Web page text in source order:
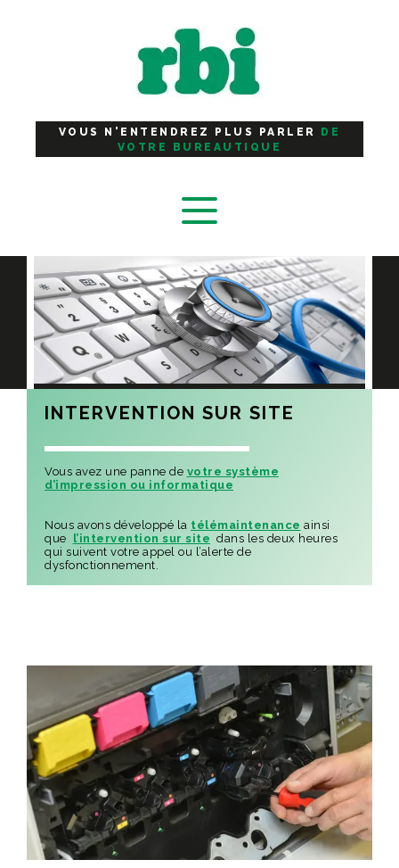
VOUS N'ENTENDREZ PLUS PARLER
DE
VOTRE BUREAUTIQUE
INTERVENTION SUR SITE
Vous avez une panne de votre système
d’impression ou informatique
Nous avons développé la télémaintenance ainsi
que l’intervention sur site dans les deux heures
qui suivent votre appel ou l’alerte de
dysfonctionnement.